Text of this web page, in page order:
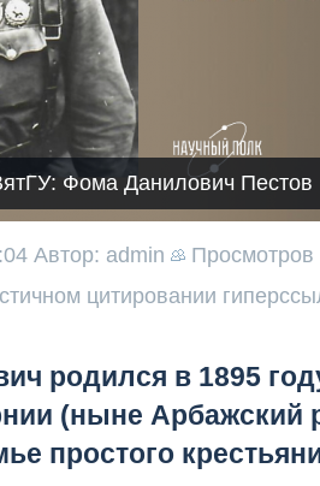
Фома Данилович Пестов
Автор: admin
Просмотров
цитировании
родился в 1895
(ныне Арбажский
простого